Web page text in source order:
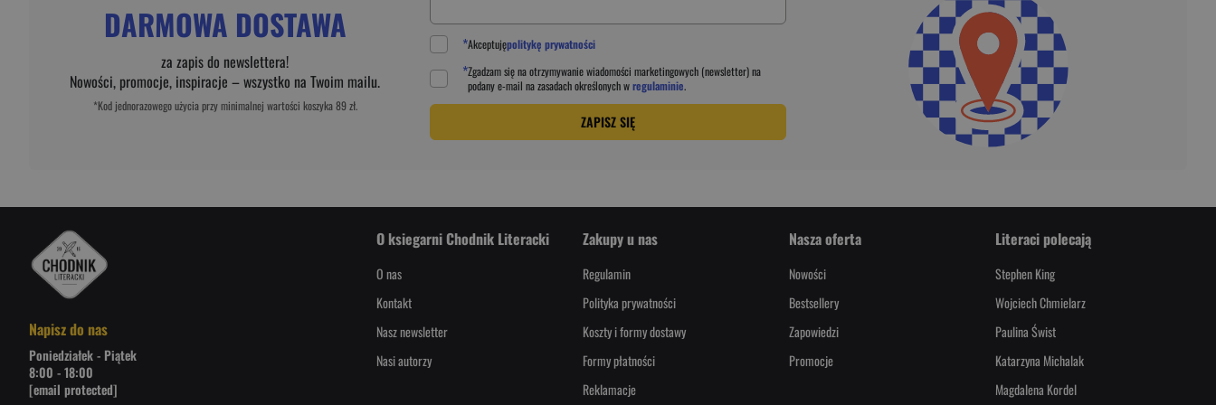
DARMOWA DOSTAWA
za zapis do newslettera!
Nowości, promocje, inspiracje – wszystko na Twoim mailu.
*Kod jednorazowego użycia przy minimalnej wartości koszyka 89 zł.
*Akceptujępolitykę prywatności
*Zgadzam się na otrzymywanie wiadomości marketingowych (newsletter) na
podanye-mail na zasadach określonych wregulaminie.
ZAPISZ SIĘ
Napisz do nas
Poniedziałek - Piątek
8:00 - 18:00
[email protected]
O ksiegarni Chodnik Literacki
O nas
Kontakt
Nasz newsletter
Nasi autorzy
Zakupy u nas
Regulamin
Polityka prywatności
Koszty i formy dostawy
Formy płatności
Reklamacje
Nasza oferta
Nowości
Bestsellery
Zapowiedzi
Promocje
Literaci polecają
Stephen King
Wojciech Chmielarz
Paulina Świst
Katarzyna Michalak
Magdalena Kordel